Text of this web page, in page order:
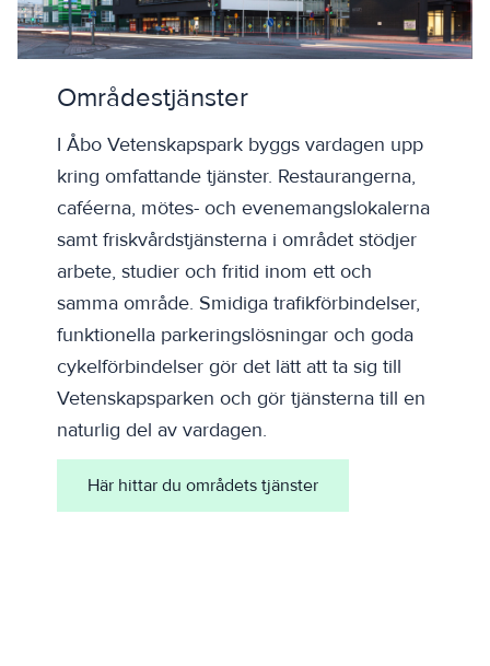
Områdestjänster
I Åbo Vetenskapspark byggs vardagen upp
kring omfattande tjänster. Restaurangerna,
caféerna, mötes- och evenemangslokalerna
samt friskvårdstjänsterna i området stödjer
arbete, studier och fritid inom ett och
samma område. Smidiga trafikförbindelser,
funktionella parkeringslösningar och goda
cykelförbindelser gör det lätt att ta sig till
Vetenskapsparken och gör tjänsterna till en
naturlig del av vardagen.
Här hittar du områdets tjänster